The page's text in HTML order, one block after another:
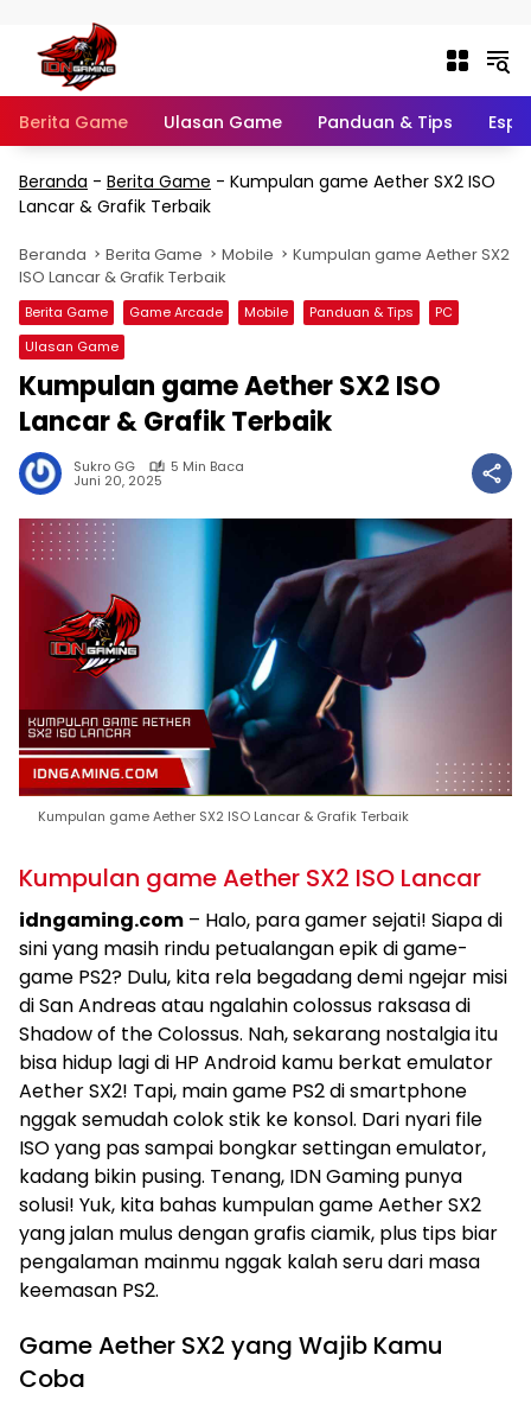
Berita Game Ulasan Game Panduan & Tips
Beranda - Berita Game - Kumpulan game Aether SX2 ISO
Lancar & Grafik Terbaik
Beranda Berita Game Mobile
Kumpulan game Aether SX2
ISO Lancar & Grafik Terbaik
Berita Game Game Arcade Mobile Panduan & Tips
PC
Ulasan Game
Kumpulan game Aether SX2 ISO
Lancar & Grafik Terbaik
Sukro GG 5 Min Baca
Juni 20, 2025
Kumpulan game Aether SX2 ISO Lancar & Grafik Terbaik
Kumpulan game Aether SX2 ISO Lancar
idngaming.com – Halo, para gamer sejati! Siapa di
sini yang masih rindu petualangan epik di game-
game PS2? Dulu, kita rela begadang demi ngejar misi
di San Andreas atau ngalahin colossus raksasa di
Shadow of the Colossus. Nah, sekarang nostalgia itu
bisa hidup lagi di HP Android kamu berkat emulator
Aether SX2! Tapi, main game PS2 di smartphone
nggak semudah colok stik ke konsol. Dari nyari file
ISO yang pas sampai bongkar settingan emulator,
kadang bikin pusing. Tenang, IDN Gaming punya
solusi! Yuk, kita bahas kumpulan game Aether SX2
yang jalan mulus dengan grafis ciamik, plus tips biar
pengalaman mainmu nggak kalah seru dari masa
keemasan PS2.
Game Aether SX2 yang Wajib Kamu
Coba